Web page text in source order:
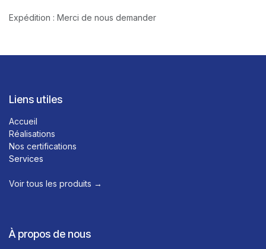
Expédition : Merci de nous demander
Liens utiles
Accueil
Réalisations
Nos certifications
Services
Voir tous les produits →​
À propos de nous